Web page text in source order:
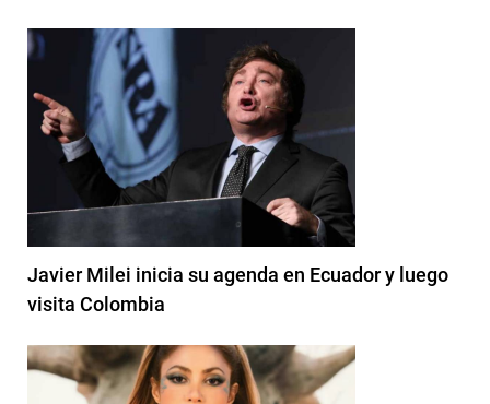
Javier Milei inicia su agenda en Ecuador y luego
visita Colombia